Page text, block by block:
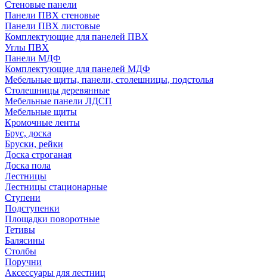
Стеновые панели
Панели ПВХ стеновые
Панели ПВХ листовые
Комплектующие для панелей ПВХ
Углы ПВХ
Панели МДФ
Комплектующие для панелей МДФ
Мебельные щиты, панели, столешницы, подстолья
Столешницы деревянные
Мебельные панели ЛДСП
Мебельные щиты
Кромочные ленты
Брус, доска
Бруски, рейки
Доска строганая
Доска пола
Лестницы
Лестницы стационарные
Ступени
Подступенки
Площадки поворотные
Тетивы
Балясины
Столбы
Поручни
Аксессуары для лестниц